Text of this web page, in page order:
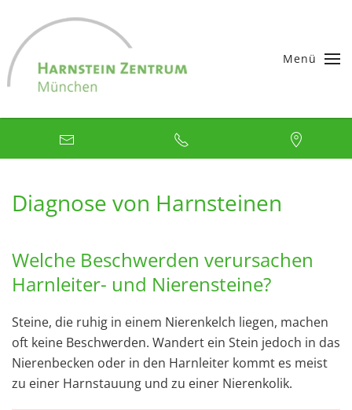
Skip to main content
Menü
Diagnose von Harnsteinen
Welche Beschwerden verursachen
Harnleiter- und Nierensteine?
Steine, die ruhig in einem Nierenkelch liegen, machen
oft keine Beschwerden. Wandert ein Stein jedoch in das
Nierenbecken oder in den Harnleiter kommt es meist
zu einer Harnstauung und zu einer Nierenkolik.